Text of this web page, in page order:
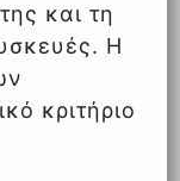
και τη
Η
κριτήριο